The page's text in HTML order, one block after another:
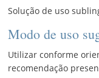
Solução de uso
Modo de uso
Utilizar conforme
recomendação